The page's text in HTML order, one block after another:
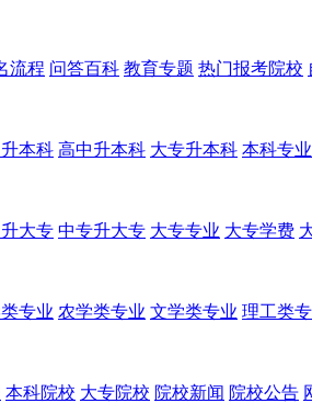
流程 问答百科 教育专题 热门报考院校
本科 高中升本科 大专升本科 本科专业
大专 中专升大专 大专专业 大专学费
专业 农学类专业 文学类专业 理工类
本科院校 大专院校 院校新闻 院校公告